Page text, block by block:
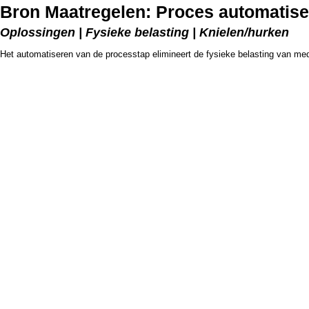
Bron Maatregelen: Proces
Oplossingen | Fysieke belasting | Knielen/hurken
Het automatiseren van de processtap elimineert de fysieke belasting van